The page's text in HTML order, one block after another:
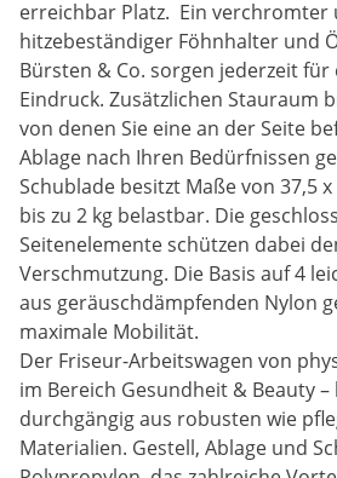
erreichbar Platz. Ein verchromter
hitzebeständiger Föhnhalter und
Bürsten & Co. sorgen jederzeit
Eindruck. Zusätzlichen Stauraum
von denen Sie eine an der Seite
Ablage nach Ihren Bedürfnissen
Schublade besitzt Maße von 37,5
bis zu 2 kg belastbar. Die
Seitenelemente schützen dabei
Verschmutzung. Die Basis auf 4
aus geräuschdämpfenden Nylon
maximale Mobilität.
Der Friseur-Arbeitswagen von
im Bereich Gesundheit & Beauty
durchgängig aus robusten wie
Materialien. Gestell, Ablage und